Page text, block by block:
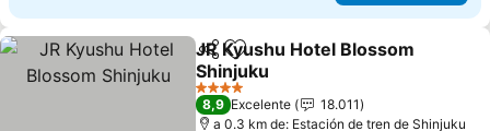
CompartirAgregar a favoritos
JR Kyushu Hotel Blossom
Shinjuku
Ver precios
4 Estrellas
8,9 Excelente
18.011
a 0.3 km de: Estación de tren de Shinjuku